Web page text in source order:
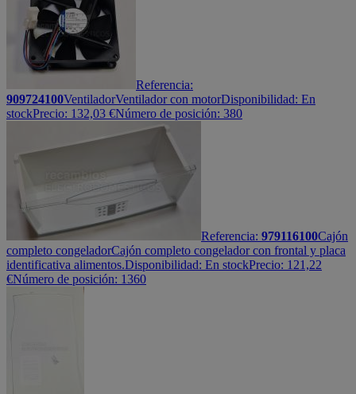
Referencia:
909724100VentiladorVentilador con motorDisponibilidad: En
stockPrecio: 132,03 €Número de posición: 380
Referencia: 979116100Cajón
completo congeladorCajón completo congelador con frontal y placa
identificativa alimentos.Disponibilidad: En stockPrecio: 121,22
€Número de posición: 1360